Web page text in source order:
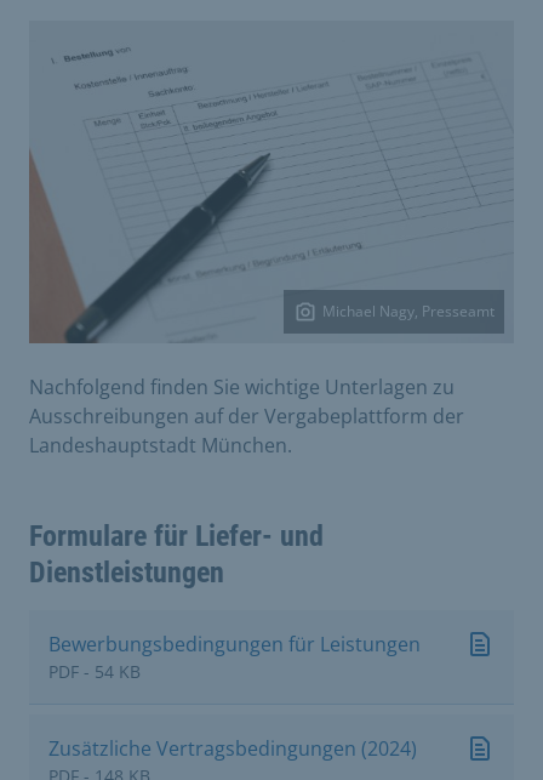
Michael Nagy, Presseamt
Nachfolgend finden Sie wichtige Unterlagen zu
Ausschreibungen auf der Vergabeplattform der
Landeshauptstadt München.
Formulare für Liefer- und
Dienstleistungen
Bewerbungsbedingungen für Leistungen
PDF - 54 KB
Zusätzliche Vertragsbedingungen (2024)
PDF - 148 KB